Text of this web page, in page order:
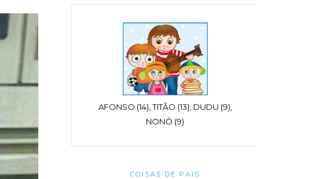
AFONSO (14), TITÃO (13), DUDU (9),
NONÔ (9)
COISAS DE PAIS